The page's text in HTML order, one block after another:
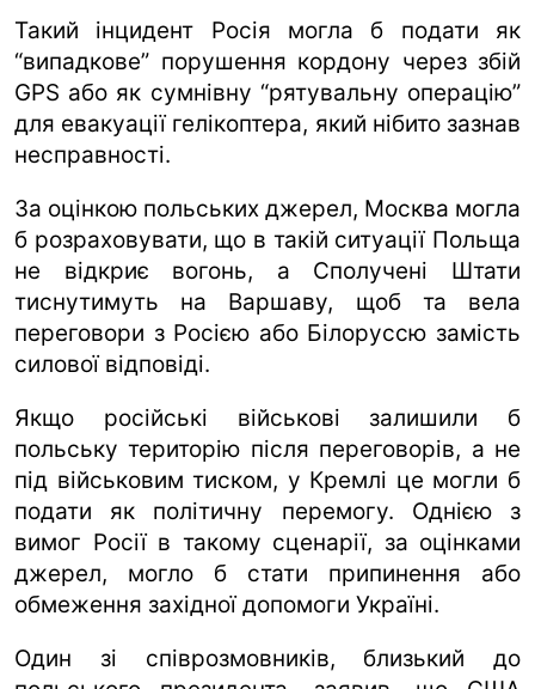
Такий інцидент Росія могла б подати як
“випадкове” порушення кордону через збій
GPS або як сумнівну “рятувальну операцію”
для евакуації гелікоптера, який нібито зазнав
несправності.
За оцінкою польських джерел, Москва могла
б розраховувати, що в такій ситуації Польща
не відкриє вогонь, а Сполучені Штати
тиснутимуть на Варшаву, щоб та вела
переговори з Росією або Білоруссю замість
силової відповіді.
Якщо російські військові залишили б
польську територію після переговорів, а не
під військовим тиском, у Кремлі це могли б
подати як політичну перемогу. Однією з
вимог Росії в такому сценарії, за оцінками
джерел, могло б стати припинення або
обмеження західної допомоги Україні.
Один зі співрозмовників, близький до